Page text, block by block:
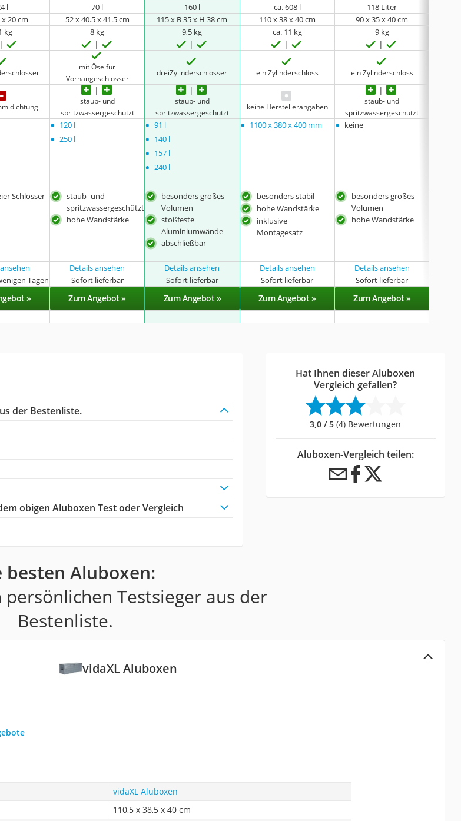
l 70 l 160 l ca. 608 l
118 Liter
x 20 cm 52 x 40.5 x 41.5 cm 115 x B 35 x H 38 cm 110 x 38 x 40 cm 90 x 35 x 40 cm
kg ‎8 kg 9,5 kg ca. 11 kg
9 kg
mit Öse für
Vorhängeschlösser
dreiZylinderschlösser ein Zylinderschloss ein Zylinderschloss
staub- und
spritzwassergeschützt
staub- und
spritzwassergeschützt
keine Herstellerangaben
staub- und
spritzwassergeschützt
• 120 l
• 250 l
• 91 l
• 140 l
• 157 l
• 240 l
• 1100 x 380 x 400 mm • keine
Schlösser
staub- und
spritzwassergeschützt
hohe Wandstärke
besonders großes
Volumen
stoßfeste
Aluminiumwände
abschließbar
besonders stabil
hohe Wandstärke
inklusive
Montagesatz
besonders großes
Volumen
hohe Wandstärke
Details ansehen Details ansehen Details ansehen Details ansehen
Tagen Sofort lieferbar Sofort lieferbar Sofort lieferbar Sofort lieferbar
» Zum Angebot » Zum Angebot » Zum Angebot » Zum Angebot »
der Bestenliste.
obigen Aluboxen Test oder Vergleich
Hat Ihnen dieser Aluboxen
Vergleich gefallen?
3,0 / 5 (4) Bewertungen
Aluboxen-Vergleich teilen:
besten Aluboxen:
persönlichen Testsieger aus der
Bestenliste.
vidaXL Aluboxen
vidaXL Aluboxen
110,5 x 38,5 x 40 cm